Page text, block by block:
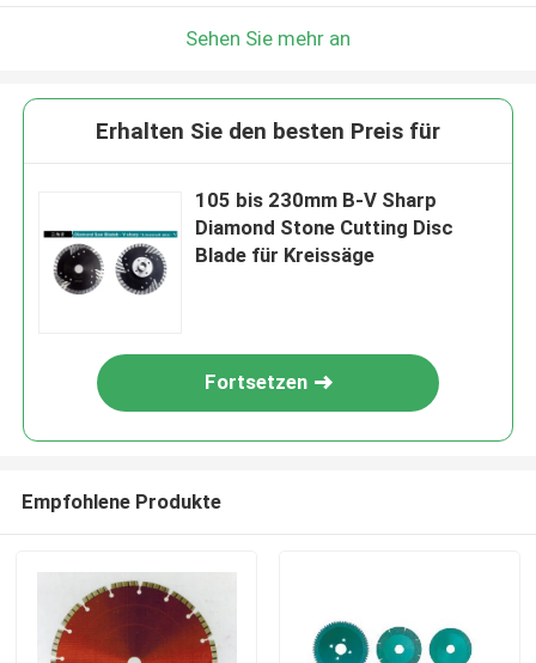
Sehen Sie mehr an
Erhalten Sie den besten Preis für
105 bis 230mm B-V Sharp
Diamond Stone Cutting Disc
Blade für Kreissäge
Fortsetzen
Empfohlene Produkte